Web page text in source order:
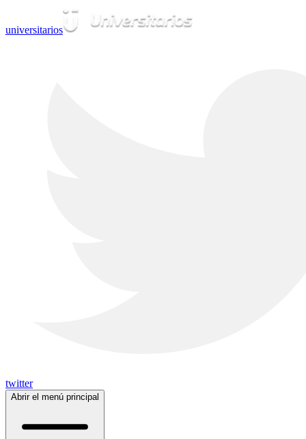
universitarios
twitter
Abrir el menú principal